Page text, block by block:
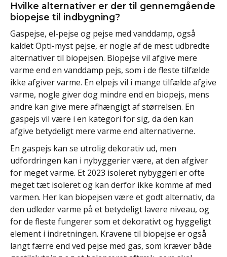
Hvilke alternativer er der til gennemgående
biopejse til indbygning?
Gaspejse, el-pejse og pejse med vanddamp, også
kaldet Opti-myst pejse, er nogle af de mest udbredte
alternativer til biopejsen. Biopejse vil afgive mere
varme end en vanddamp pejs, som i de fleste tilfælde
ikke afgiver varme. En elpejs vil i mange tilfælde afgive
varme, nogle giver dog mindre end en biopejs, mens
andre kan give mere afhængigt af størrelsen. En
gaspejs vil være i en kategori for sig, da den kan
afgive betydeligt mere varme end alternativerne.
En gaspejs kan se utrolig dekorativ ud, men
udfordringen kan i nybyggerier være, at den afgiver
for meget varme. Et 2023 isoleret nybyggeri er ofte
meget tæt isoleret og kan derfor ikke komme af med
varmen. Her kan biopejsen være et godt alternativ, da
den udleder varme på et betydeligt lavere niveau, og
for de fleste fungerer som et dekorativt og hyggeligt
element i indretningen. Kravene til biopejse er også
langt færre end ved pejse med gas, som kræver både